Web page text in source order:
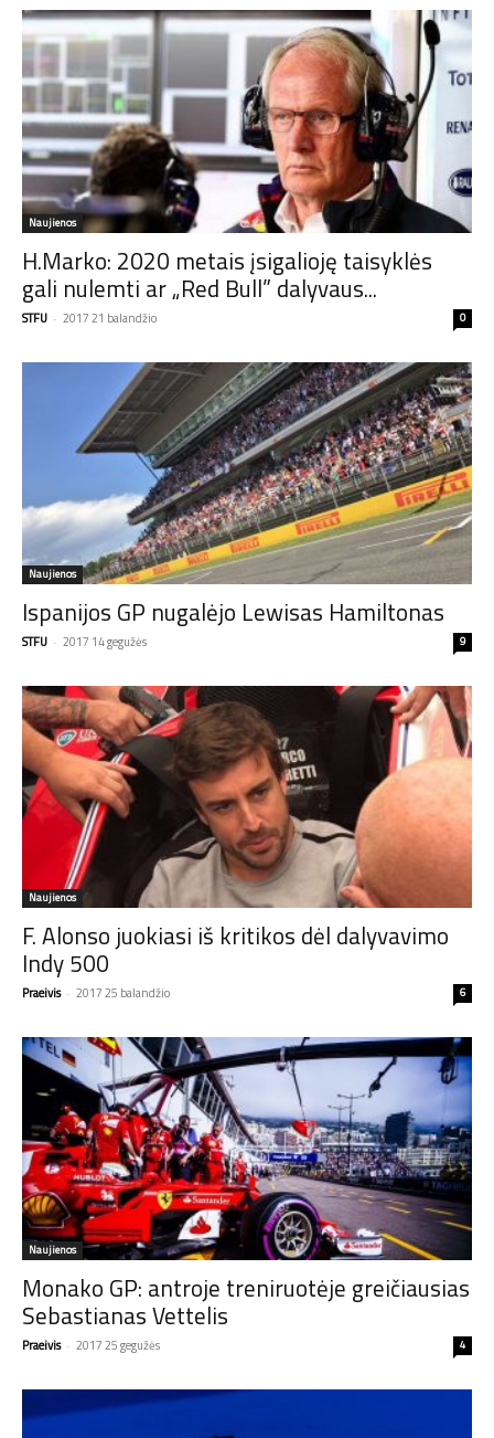
Naujienos
H.Marko: 2020 metais įsigalioję taisyklės
gali nulemti ar „Red Bull” dalyvaus...
STFU - 2017 21 balandžio 0
Naujienos
Ispanijos GP nugalėjo Lewisas Hamiltonas
STFU - 2017 14 gegužės 9
Naujienos
F. Alonso juokiasi iš kritikos dėl dalyvavimo
Indy 500
Praeivis - 2017 25 balandžio 6
Naujienos
Monako GP: antroje treniruotėje greičiausias
Sebastianas Vettelis
Praeivis - 2017 25 gegužės 4